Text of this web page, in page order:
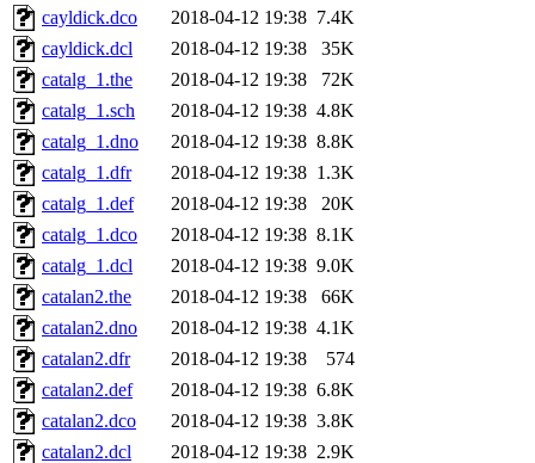
cayldick.dco
2018-04-12 19:38 7.4K
cayldick.dcl
2018-04-12 19:38
35K
catalg_1.the
2018-04-12 19:38
72K
catalg_1.sch
2018-04-12 19:38 4.8K
catalg_1.dno
2018-04-12 19:38 8.8K
catalg_1.dfr
2018-04-12 19:38 1.3K
catalg_1.def
2018-04-12 19:38
20K
catalg_1.dco
2018-04-12 19:38 8.1K
catalg_1.dcl
2018-04-12 19:38 9.0K
catalan2.the
2018-04-12 19:38
66K
catalan2.dno
2018-04-12 19:38 4.1K
catalan2.dfr
2018-04-12 19:38
574
catalan2.def
2018-04-12 19:38 6.8K
catalan2.dco
2018-04-12 19:38 3.8K
catalan2.dcl
2018-04-12 19:38 2.9K